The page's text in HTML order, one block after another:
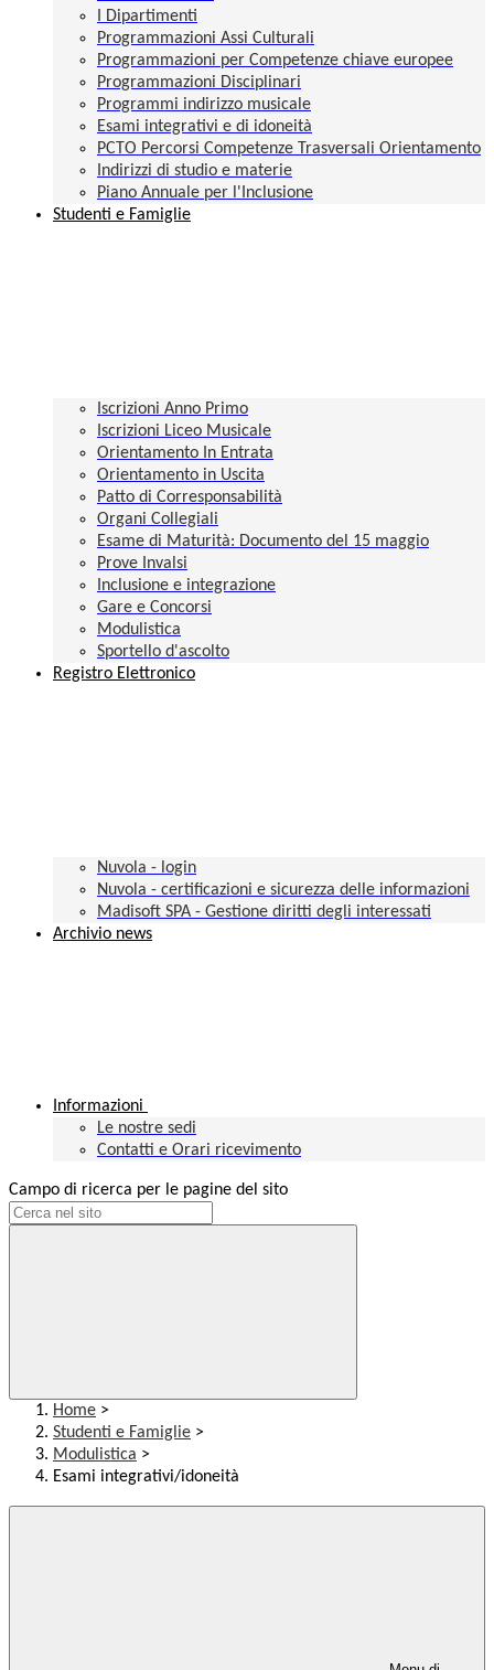
I Dipartimenti
Programmazioni Assi Culturali
Programmazioni per Competenze chiave europee
Programmazioni Disciplinari
Programmi indirizzo musicale
Esami integrativi e di idoneità
PCTO Percorsi Competenze Trasversali Orientamento
Indirizzi di studio e materie
Piano Annuale per l'Inclusione
Studenti e Famiglie
Iscrizioni Anno Primo
Iscrizioni Liceo Musicale
Orientamento In Entrata
Orientamento in Uscita
Patto di Corresponsabilità
Organi Collegiali
Esame di Maturità: Documento del 15 maggio
Prove Invalsi
Inclusione e integrazione
Gare e Concorsi
Modulistica
Sportello d'ascolto
Registro Elettronico
Nuvola - login
Nuvola - certificazioni e sicurezza delle informazioni
Madisoft SPA - Gestione diritti degli interessati
Archivio news
Informazioni
Le nostre sedi
Contatti e Orari ricevimento
Campo di ricerca per le pagine del sito
Home >
Studenti e Famiglie >
Modulistica >
Esami integrativi/idoneità